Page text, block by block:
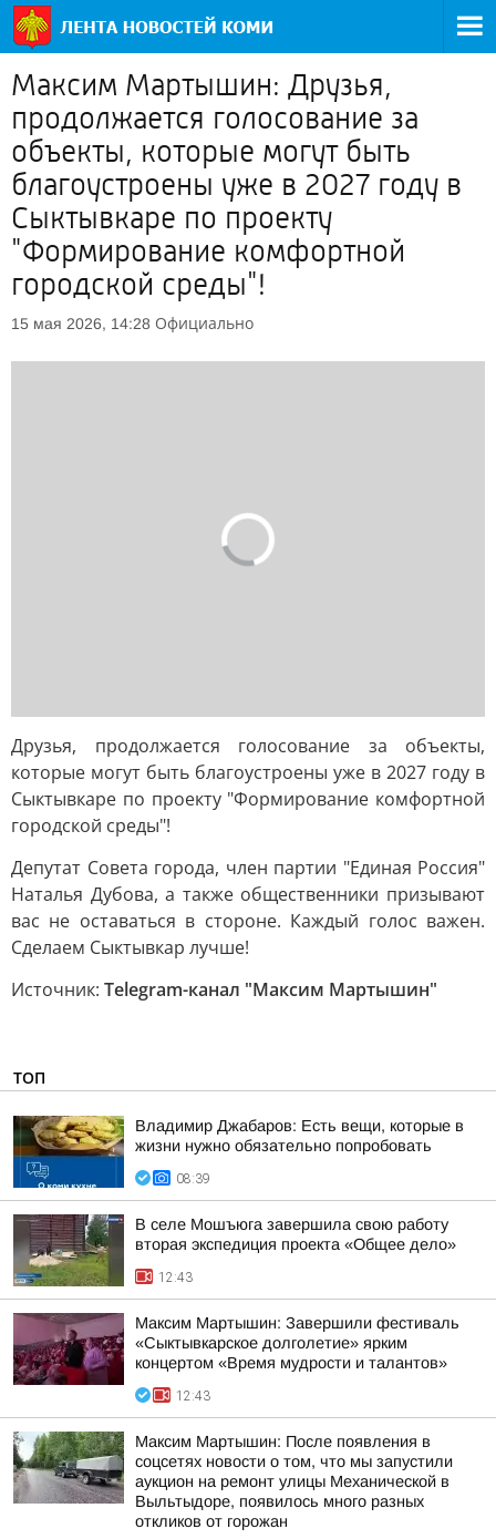
Максим Мартышин: Друзья,
продолжается голосование за
объекты, которые могут быть
благоустроены уже в 2027 году в
Сыктывкаре по проекту
"Формирование комфортной
городской среды"!
15 мая 2026, 14:28 Официально
Друзья, продолжается голосование за объекты,
которые могут быть благоустроены уже в 2027 году в
Сыктывкаре по проекту "Формирование комфортной
городской среды"!
Депутат Совета города, член партии "Единая Россия"
Наталья Дубова, а также общественники призывают
вас не оставаться в стороне. Каждый голос важен.
Сделаем Сыктывкар лучше!
Источник: Telegram-канал "Максим Мартышин"
ТОП
Владимир Джабаров: Есть вещи, которые в
жизни нужно обязательно попробовать
08:39
В селе Мошъюга завершила свою работу
вторая экспедиция проекта «Общее дело»
12:43
Максим Мартышин: Завершили фестиваль
«Сыктывкарское долголетие» ярким
концертом «Время мудрости и талантов»
12:43
Максим Мартышин: После появления в
соцсетях новости о том, что мы запустили
аукцион на ремонт улицы Механической в
Выльтыдоре, появилось много разных
откликов от горожан